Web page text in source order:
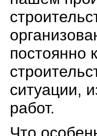
постоянно
ситуации,
работ.
Что